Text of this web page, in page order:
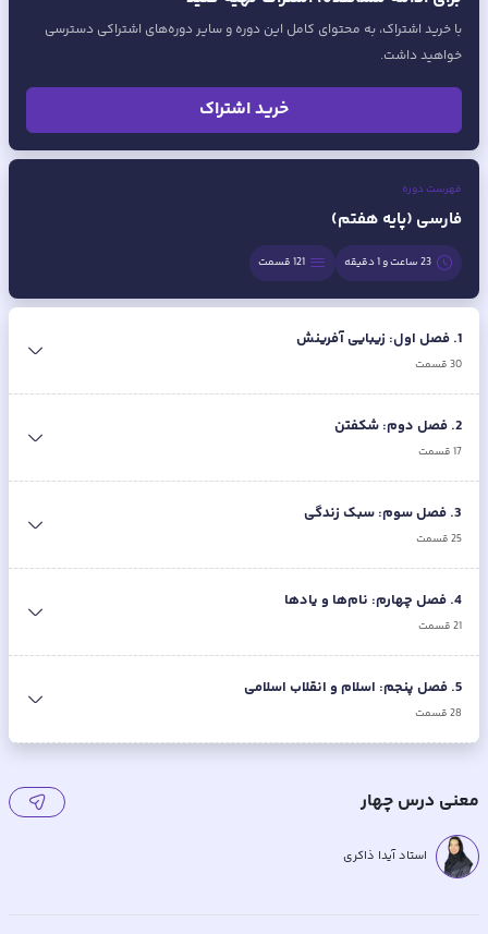
با خرید اشتراک، به محتوای کامل این دوره و سایر دوره‌های اشتراکی دسترسی
خواهید داشت.
خرید اشتراک
فهرست دوره
فارسی (پایه هفتم)
23 ساعت و 1 دقیقه 121قسمت
1
. فصل اول: زیبایی آفرینش
30قسمت
2
. فصل دوم: شکفتن
17قسمت
3
. فصل سوم: سبک زندگی
25قسمت
4
. فصل چهارم: نام‌ها و یادها
21قسمت
5
. فصل پنجم: اسلام و انقلاب اسلامی
28قسمت
معنی درس چهار
استاد آیدا ذاکری